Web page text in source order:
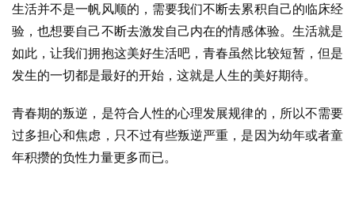
生活并不是一帆风顺的，需要我们不断去累积自己的临床经
验，也想要自己不断去激发自己内在的情感体验。生活就是
如此，让我们拥抱这美好生活吧，青春虽然比较短暂，但是
发生的一切都是最好的开始，这就是人生的美好期待。
青春期的叛逆，是符合人性的心理发展规律的，所以不需要
过多担心和焦虑，只不过有些叛逆严重，是因为幼年或者童
年积攒的负性力量更多而已。